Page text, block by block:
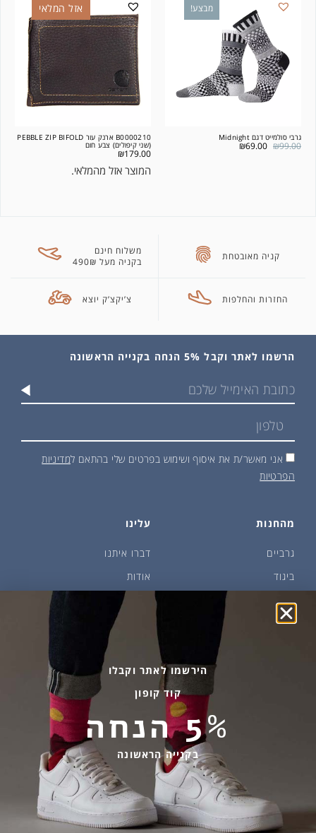
מבצע!
גרבי סולמייט דגם Midnight
₪99.00
₪69.00
אזל המלאי
B0000210 ארנק עור PEBBLE ZIP BIFOLD
(שני קיפולים) צבע חום
₪179.00
המוצר אזל מהמלאי.
קניה מאובטחת
משלוח חינם
בקניה מעל 490₪
החזרות והחלפות צ’יקצ’ק יוצא
מהחנות
גרביים
ביגוד
שמן זית ודבש
פקעות ובצלים
עלינו
דברו איתנו
אודות
איפה קונים?
הבלוג של יודפת
החלפות והחזרות
אספקה ומשלוחים
הצהרת נגישות
מדיניות פרטיות
שירות לקוחות
בהודעות ווטסאפ בלבד
058-7477780
contact@yodfat.shop
ימים א׳-ה׳,9:00-13:00
הרשמו לאתר וקבל 5% הנחה בקנייה הראשונה
אני מאשר/ת את איסוף ושימוש בפרטים שלי בהתאם למדיניות
הפרטיות
הירשמו לאתר וקבלו
קוד קופון
5% הנחה
בקנייה הראשונה